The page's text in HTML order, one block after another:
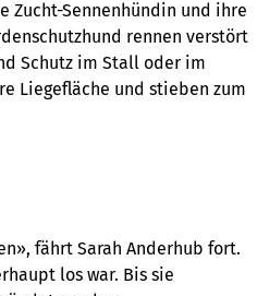
Zucht-Sennenhündin und ihre
rennen verstört
Schutz im Stall oder im
Liegefläche und stieben zum
fährt Sarah Anderhub fort.
los war. Bis sie